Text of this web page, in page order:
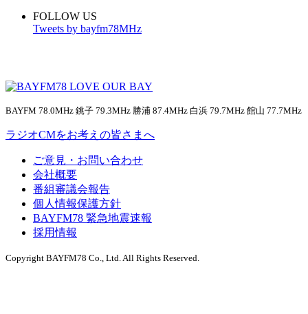
FOLLOW US
Tweets by bayfm78MHz
BAYFM 78.0MHz 銚子 79.3MHz 勝浦 87.4MHz 白浜 79.7MHz 館山 77.7MHz
ラジオCMをお考えの皆さまへ
ご意見・お問い合わせ
会社概要
番組審議会報告
個人情報保護方針
BAYFM78 緊急地震速報
採用情報
Copyright BAYFM78 Co., Ltd. All Rights Reserved.